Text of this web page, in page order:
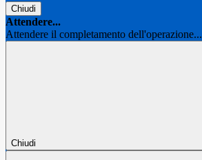
Chiudi
Attendere...
Attendere il completamento dell'operazione...
Chiudi